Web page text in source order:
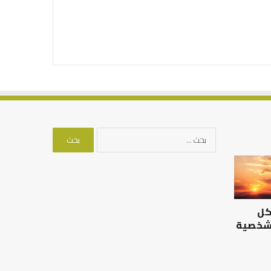
الرصيد
التربوي
والطفولة
المبكرة
..
كيف
شخصية
البحث